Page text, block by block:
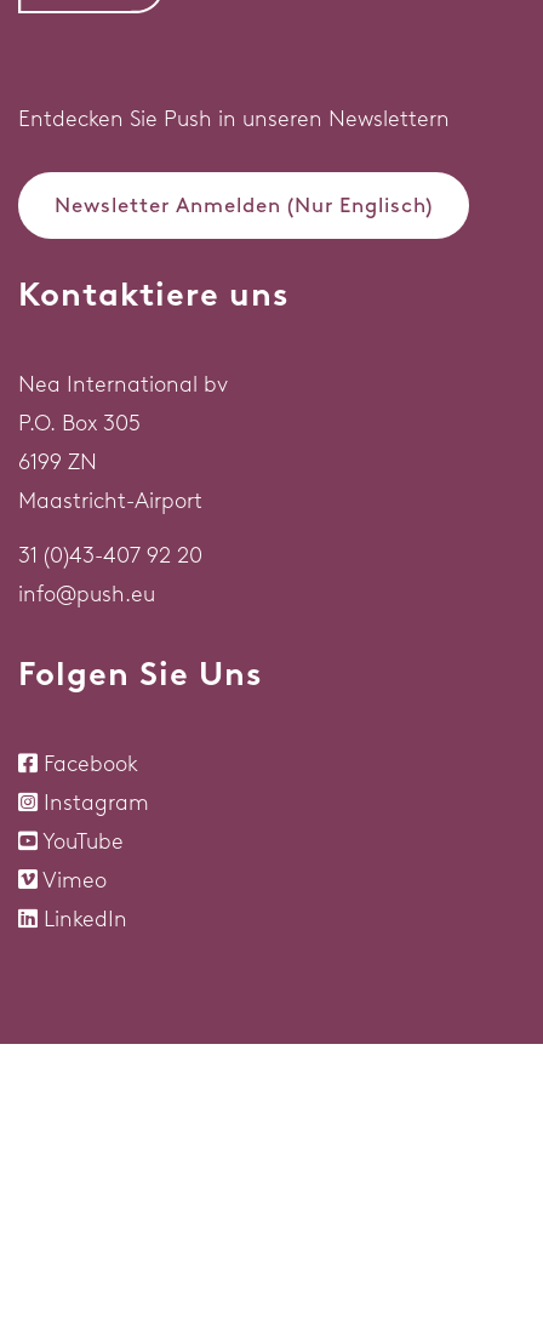
Entdecken Sie Push in unseren Newslettern
Newsletter Anmelden (Nur Englisch)
Kontaktiere uns
Nea International bv
P.O. Box 305
6199 ZN
Maastricht-Airport
31 (0)43-407 92 20
info@push.eu
Folgen Sie Uns
Facebook
Instagram
YouTube
Vimeo
LinkedIn